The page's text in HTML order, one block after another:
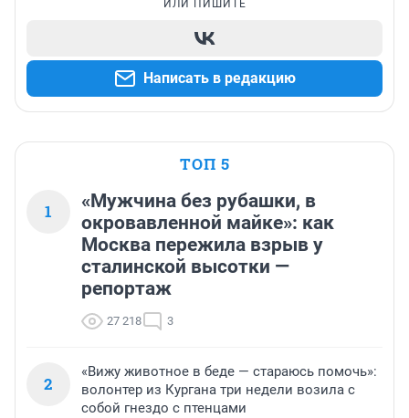
ИЛИ ПИШИТЕ
Написать в редакцию
ТОП 5
1
«Мужчина без рубашки, в
окровавленной майке»: как
Москва пережила взрыв у
сталинской высотки —
репортаж
27 218 3
2
«Вижу животное в беде — стараюсь помочь»:
волонтер из Кургана три недели возила с
собой гнездо с птенцами